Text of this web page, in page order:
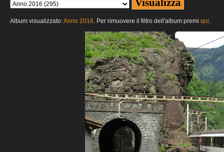
Album visualizzato:Anno 2016. Per rimuovere il filtro dell'album premi qui.